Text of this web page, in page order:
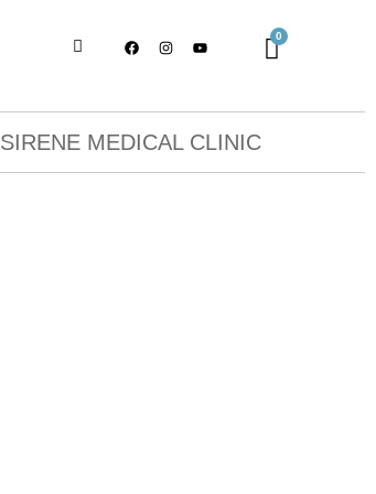
SIRENE MEDICAL CLINIC